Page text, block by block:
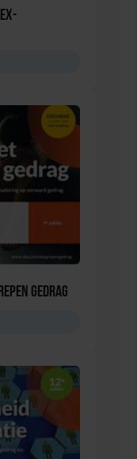
gedrag